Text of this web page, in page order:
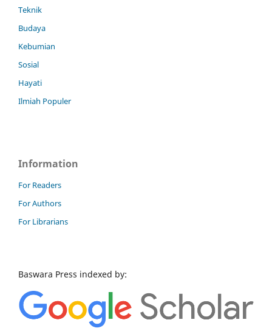
Teknik
Budaya
Kebumian
Sosial
Hayati
Ilmiah Populer
Information
For Readers
For Authors
For Librarians
Baswara Press indexed by: